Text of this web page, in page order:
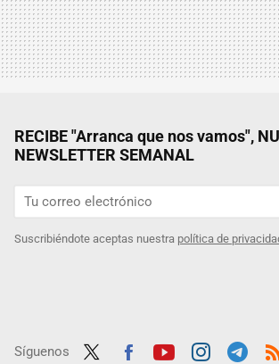
RECIBE "Arranca que nos vamos",
NEWSLETTER SEMANAL
Suscribiéndote aceptas nuestra política de
Síguenos